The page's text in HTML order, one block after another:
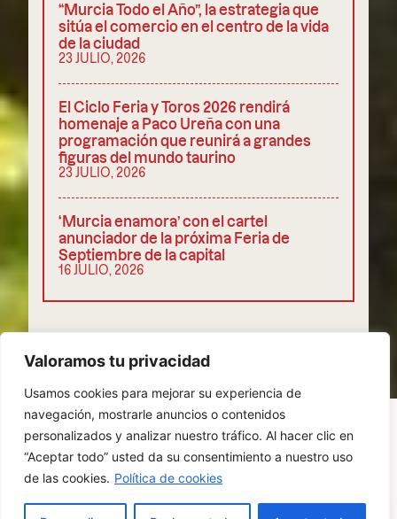
Valoramos tu privacidad
Usamos cookies para mejorar su experiencia de
navegación, mostrarle anuncios o contenidos
personalizados y analizar nuestro tráfico. Al hacer clic en
“Aceptar todo” usted da su consentimiento a nuestro uso
de las cookies. Política de cookies
COMPARTIR
“Murcia Todo el Año”, la estrategia que
sitúa el comercio en el centro de la vida
de la ciudad
23 JULIO, 2026
El Ciclo Feria y Toros 2026 rendirá
homenaje a Paco Ureña con una
programación que reunirá a grandes
figuras del mundo taurino
23 JULIO, 2026
‘Murcia enamora’ con el cartel
anunciador de la próxima Feria de
Septiembre de la capital
16 JULIO, 2026
POLÍTICA DE PRIVACIDADCOOKIES
AVISO LEGAL